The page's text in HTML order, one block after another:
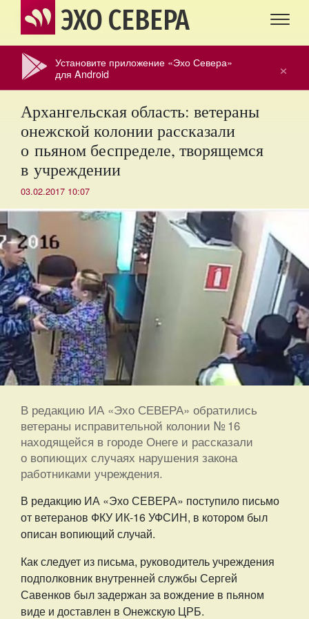
ЭХО СЕВЕРА
×
Установите приложение «Эхо Севера»
для Android
Архангельская область: ветераны
онежской колонии рассказали
о пьяном беспределе, творящемся
в учреждении
03.02.2017 10:07
В редакцию ИА «Эхо СЕВЕРА» обратились
ветераны исправительной колонии № 16
находящейся в городе Онеге и рассказали
о вопиющих случаях нарушения закона
работниками учреждения.
В редакцию ИА «Эхо СЕВЕРА» поступило письмо
от ветеранов ФКУ ИК-16 УФСИН, в котором был
описан вопиющий случай.
Как следует из письма, руководитель учреждения
подполковник внутренней службы Сергей
Савенков был задержан за вождение в пьяном
виде и доставлен в Онежскую ЦРБ.